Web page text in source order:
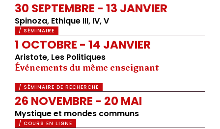
30 SEPTEMBRE - 13 JANVIER
Spinoza, Ethique III, IV, V
/ SÉMINAIRE
1 OCTOBRE - 14 JANVIER
Aristote, Les Politiques
Événements du même enseignant
/ SÉMINAIRE DE RECHERCHE
26 NOVEMBRE - 20 MAI
Mystique et mondes communs
/ COURS EN LIGNE